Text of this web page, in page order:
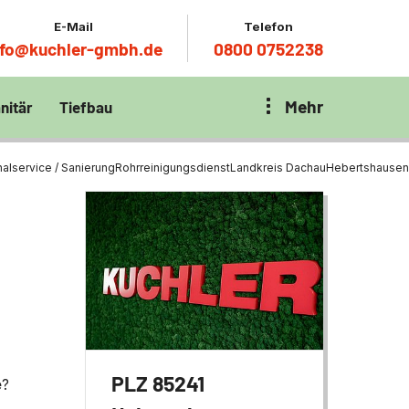
E-Mail
gmbh.de
Telefon
0800 0752238
Klärbecken
per
Tiefbau
Zentrum München
Tiefbau Mehr
/ SanierungRohrreinigungsdienstLandkreis DachauHebertshausen
?
PLZ 85241